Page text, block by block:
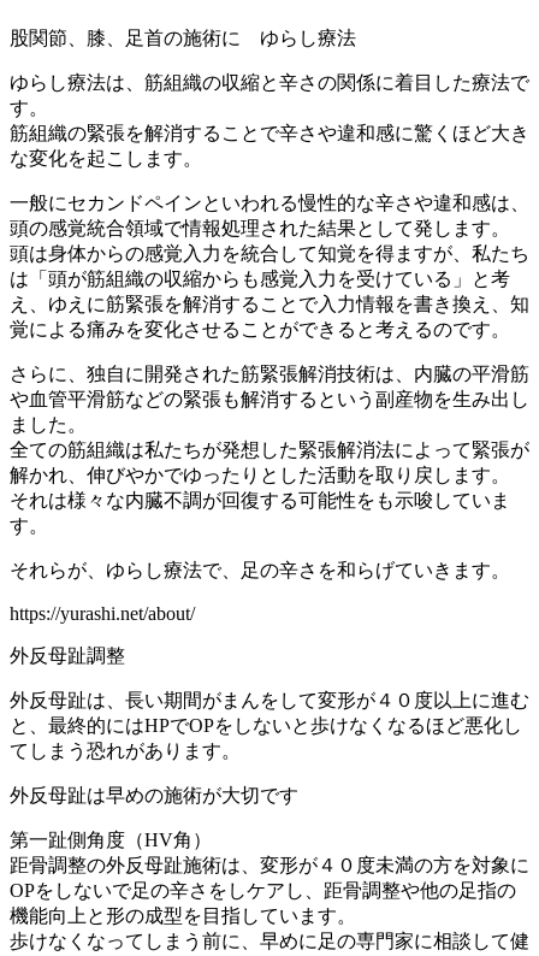
股関節、膝、足首の施術に ゆらし療法
ゆらし療法は、筋組織の収縮と辛さの関係に着目した療法で
す。
筋組織の緊張を解消することで辛さや違和感に驚くほど大き
な変化を起こします。
一般にセカンドペインといわれる慢性的な辛さや違和感は、
頭の感覚統合領域で情報処理された結果として発します。
頭は身体からの感覚入力を統合して知覚を得ますが、私たち
は「頭が筋組織の収縮からも感覚入力を受けている」と考
え、ゆえに筋緊張を解消することで入力情報を書き換え、知
覚による痛みを変化させることができると考えるのです。
さらに、独自に開発された筋緊張解消技術は、内臓の平滑筋
や血管平滑筋などの緊張も解消するという副産物を生み出し
ました。
全ての筋組織は私たちが発想した緊張解消法によって緊張が
解かれ、伸びやかでゆったりとした活動を取り戻します。
それは様々な内臓不調が回復する可能性をも示唆していま
す。
それらが、ゆらし療法で、足の辛さを和らげていきます。
https://yurashi.net/about/
外反母趾調整
外反母趾は、長い期間がまんをして変形が４０度以上に進む
と、最終的にはHPでOPをしないと歩けなくなるほど悪化し
てしまう恐れがあります。
外反母趾は早めの施術が大切です
第一趾側角度（HV角）
距骨調整の外反母趾施術は、変形が４０度未満の方を対象に
OPをしないで足の辛さをしケアし、距骨調整や他の足指の
機能向上と形の成型を目指しています。
歩けなくなってしまう前に、早めに足の専門家に相談して健